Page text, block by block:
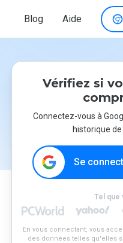
Blog Aide
Vérifiez si
Connectez-vous à
historique
Se
Tel que
En vous connectant, vous
des données telles qu'elles